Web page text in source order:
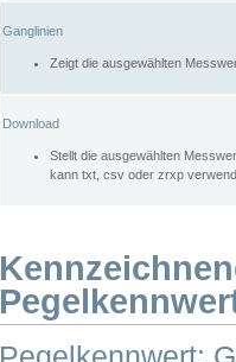
Ganglinien
Zeigt die ausgewählten
Download
Stellt die ausgewählten
kann txt, csv oder zrxp